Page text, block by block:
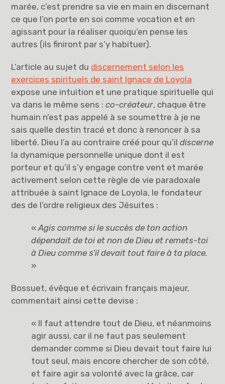
marée, c’est prendre sa vie en main en discernant
ce que l’on porte en soi comme vocation et en
agissant pour la réaliser quoiqu’en pense les
autres (ils finiront par s’y habituer).
L’article au sujet du discernement selon les
exercices spirituels de saint Ignace de Loyola
expose une intuition et une pratique spirituelle qui
va dans le même sens :co-créateur, chaque être
humain n’est pas appelé à se soumettre à je ne
sais quelle destin tracé et donc à renoncer à sa
liberté. Dieu l’a au contraire créé pour qu’ildiscerne
la dynamique personnelle unique dont il est
porteur et qu’il s’y engage contre vent et marée
activement selon cette règle de vie paradoxale
attribuée à saint Ignace de Loyola, le fondateur
des de l’ordre religieux des Jésuites :
«Agis comme si le succès de ton action
dépendait de toi et non de Dieu et remets-toi
à Dieu comme s’il devait tout faire à ta place.
»
Bossuet, évêque et écrivain français majeur,
commentait ainsi cette devise :
« Il faut attendre tout de Dieu, et néanmoins
agir aussi, car il ne faut pas seulement
demander comme si Dieu devait tout faire lui
tout seul, mais encore chercher de son côté,
et faire agir sa volonté avec la grâce, car